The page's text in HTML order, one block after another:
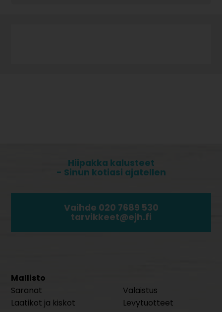
Hiipakka kalusteet
- Sinun kotiasi ajatellen
Vaihde 020 7689 530
tarvikkeet@ejh.fi
Mallisto
Saranat
Laatikot ja kiskot
Valaistus
Levytuotteet